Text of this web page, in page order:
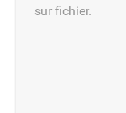
sur fichier.